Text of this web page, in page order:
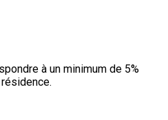
à un minimum de 5%